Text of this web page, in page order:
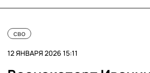
сво
12 ЯНВАРЯ 2026 15:11